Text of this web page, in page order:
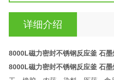
详细介绍
8000L磁力密封不锈钢反应釜 石
8000L磁力密封不锈钢反应釜 石